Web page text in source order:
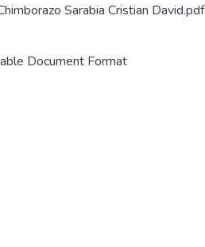
Sarabia Cristian David.pdf
Document Format